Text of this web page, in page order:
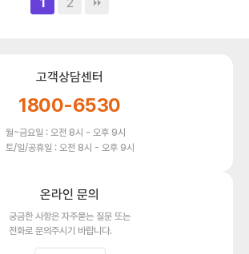
고객상담센터
1800-6530
월~금요일 : 오전 8시 - 오후 9시
토/일/공휴일 : 오전 8시 - 오후 9시
온라인 문의
궁금한 사항은 자주묻는 질문 또는
전화로 문의주시기 바랍니다.